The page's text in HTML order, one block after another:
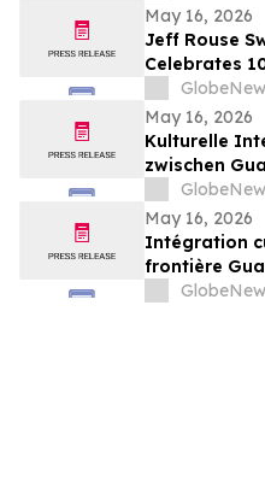
May 16, 2026
Jeff Rouse
Celebrates
Impact,
May 16, 2026
Kulturelle
zwischen
Brücke für
Beziehungen
May 16, 2026
Intégration
frontière
événements